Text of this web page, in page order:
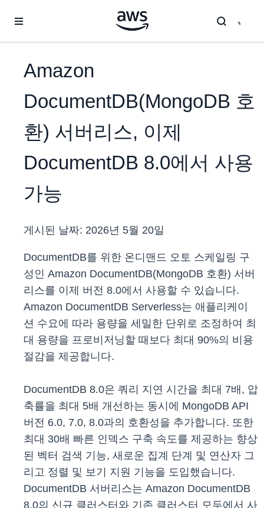
Amazon
DocumentDB(MongoDB 호
환) 서버리스, 이제
DocumentDB 8.0에서 사용
가능
게시된 날짜: 2026년 5월 20일
DocumentDB를 위한 온디맨드 오토 스케일링 구
성인 Amazon DocumentDB(MongoDB 호환) 서버
리스를 이제 버전 8.0에서 사용할 수 있습니다.
Amazon DocumentDB Serverless는 애플리케이
션 수요에 따라 용량을 세밀한 단위로 조정하여 최
대 용량을 프로비저닝할 때보다 최대 90%의 비용
절감을 제공합니다.
DocumentDB 8.0은 쿼리 지연 시간을 최대 7배, 압
축률을 최대 5배 개선하는 동시에 MongoDB API
버전 6.0, 7.0, 8.0과의 호환성을 추가합니다. 또한
최대 30배 빠른 인덱스 구축 속도를 제공하는 향상
된 벡터 검색 기능, 새로운 집계 단계 및 연산자 그
리고 정렬 및 보기 지원 기능을 도입했습니다.
DocumentDB 서버리스는 Amazon DocumentDB
8.0의 신규 클러스터와 기존 클러스터 모두에서 사